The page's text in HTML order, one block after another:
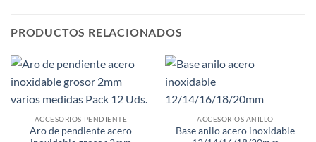
PRODUCTOS RELACIONADOS
ACCESORIOS PENDIENTE
Aro de pendiente acero
ACCESORIOS ANILLO
Base anilo acero inoxidable